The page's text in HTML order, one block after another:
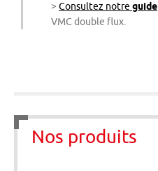
> Consultez notre guide
VMC double flux.
Nos produits